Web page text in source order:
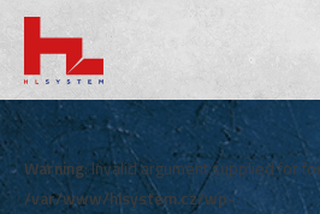
Warning: Invalid argument supplied for
/var/www/hlsystem.cz/wp-